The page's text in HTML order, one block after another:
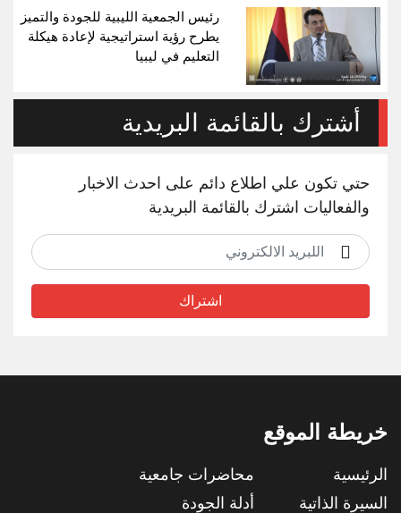
رئيس الجمعية الليبية للجودة والتميز
يطرح رؤية استراتيجية لإعادة هيكلة
التعليم في ليبيا
أشترك بالقائمة البريدية
حتي تكون علي اطلاع دائم على احدث الاخبار
والفعاليات اشترك بالقائمة البريدية
اشتراك
خريطة الموقع
الرئيسية
السيرة الذاتية
محاضرات جامعية
أدلة الجودة